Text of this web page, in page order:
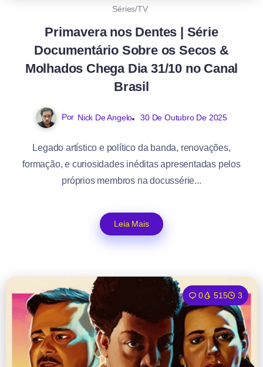
Séries/TV
Primavera nos Dentes | Série
Documentário Sobre os Secos &
Molhados Chega Dia 31/10 no Canal
Brasil
Por Nick De Angelo 30 De Outubro De 2025
Legado artístico e político da banda, renovações,
formação, e curiosidades inéditas apresentadas pelos
próprios membros na docussérie...
Leia Mais
0 515 3